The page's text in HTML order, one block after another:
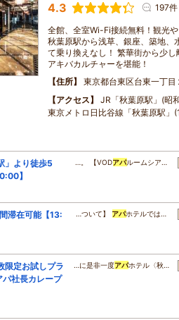
4.3 197件
全館、全室Wi-Fi接続無料！観光
秋葉原駅から浅草、銀座、築地、
て乗り換えなし！ 繁華街から少
アキバカルチャーを堪能！
住所
東京都台東区台東一丁目
アクセス
JR「秋葉原駅」(昭
東京メトロ日比谷線「秋葉原駅」
」より徒歩5
】
…。 【VODアパルームシア…
滞在可能【13:
…ついて】 アパホテルでは…
限定お試しプラ
社長カレープ
…に是非一度アパホテル〈秋…